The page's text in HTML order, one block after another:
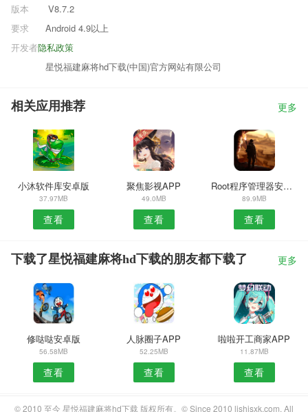
版本
V8.7.2
要求
Android 4.9以上
隐私政策
开发者
星悦福建麻将hd下载(中国)官方网站有限公司
相关应用推荐 更多
小沐软件库安卓版
37.97MB
查看
聚焦影视APP
49.0MB
查看
Root程序管理器安卓版
89.9MB
查看
下载了星悦福建麻将hd下载的朋友都下载了 更多
修哒哒安卓版
56.58MB
查看
人脉圈子APP
52.25MB
查看
啦啦开工商家APP
11.87MB
查看
© 2010 至今 星悦福建麻将hd下载 版权所有。© Since 2010 lishisxk.com. All